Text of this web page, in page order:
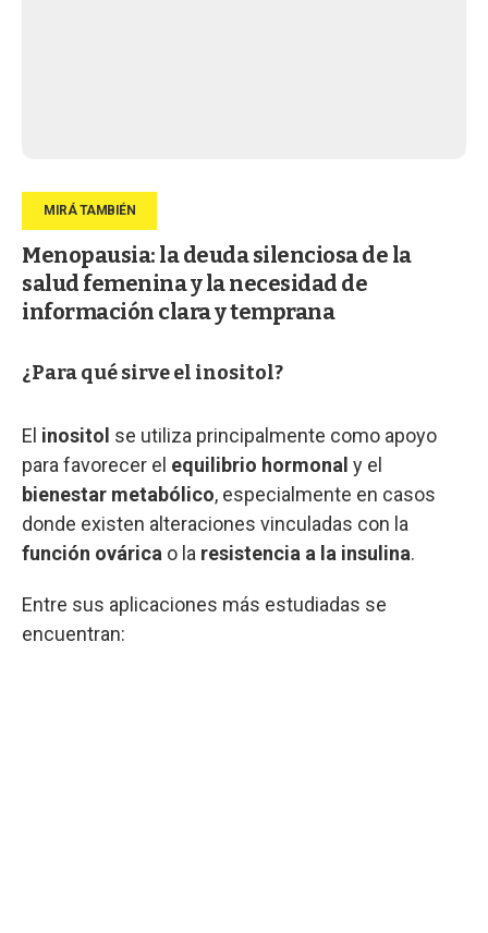
Menopausia: la deuda silenciosa de la
salud femenina y la necesidad de
información clara y temprana
¿Para qué sirve el inositol?
El inositol se utiliza principalmente como apoyo
para favorecer el equilibrio hormonal y el
bienestar metabólico, especialmente en casos
donde existen alteraciones vinculadas con la
función ovárica o la resistencia a la insulina.
Entre sus aplicaciones más estudiadas se
encuentran: